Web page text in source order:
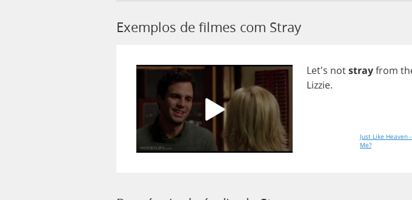
Exemplos de filmes com Stray
Let's notstrayfrom
Lizzie.
Just Like Heaven
Me?